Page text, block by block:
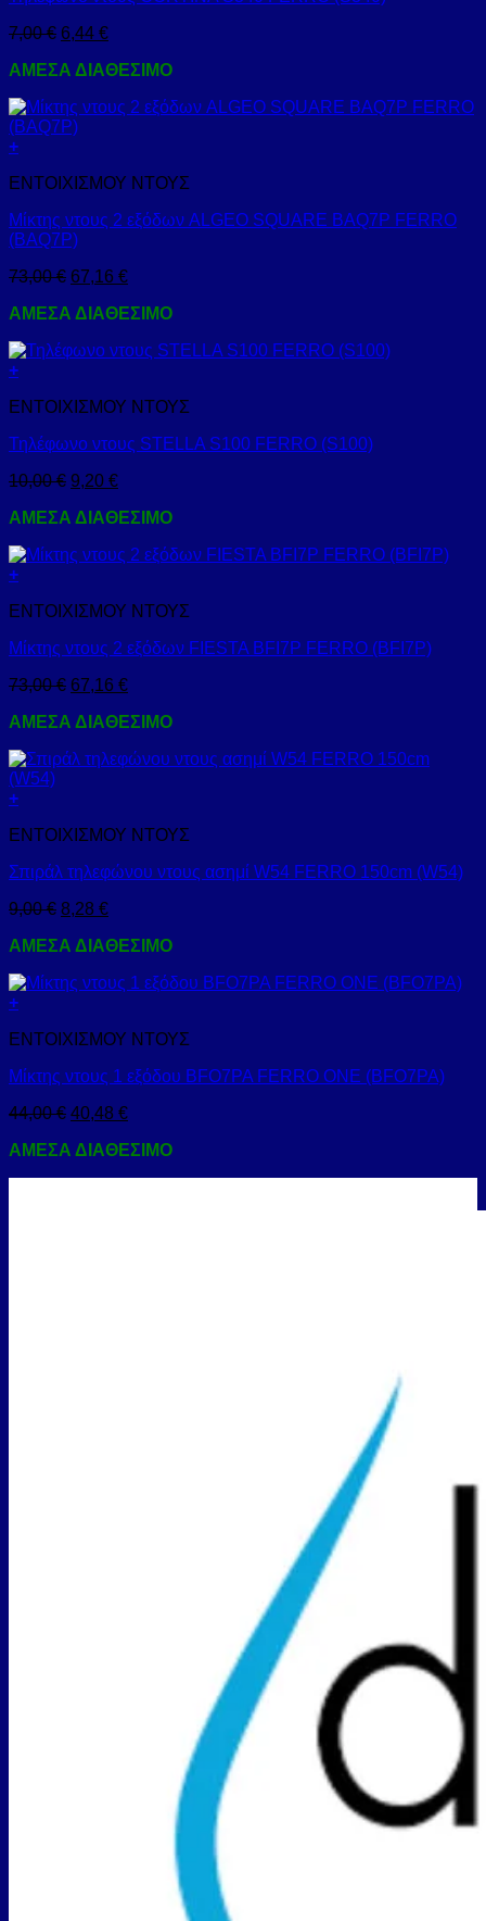
7,00€ 6,44 €
ΑΜΕΣΑ ΔΙΑΘΕΣΙΜΟ
+
ΕΝΤΟΙΧΙΣΜΟΥ ΝΤΟΥΣ
Μίκτης ντους 2 εξόδων ALGEO SQUARE BAQ7P FERRO
(BAQ7P)
73,00€ 67,16 €
ΑΜΕΣΑ ΔΙΑΘΕΣΙΜΟ
+
ΕΝΤΟΙΧΙΣΜΟΥ ΝΤΟΥΣ
Τηλέφωνο ντους STELLA S100 FERRO (S100)
10,00€ 9,20 €
ΑΜΕΣΑ ΔΙΑΘΕΣΙΜΟ
+
ΕΝΤΟΙΧΙΣΜΟΥ ΝΤΟΥΣ
Μίκτης ντους 2 εξόδων FIESTA BFI7P FERRO (BFI7P)
73,00€ 67,16 €
ΑΜΕΣΑ ΔΙΑΘΕΣΙΜΟ
+
ΕΝΤΟΙΧΙΣΜΟΥ ΝΤΟΥΣ
Σπιράλ τηλεφώνου ντους ασημί W54 FERRO 150cm (W54)
9,00€ 8,28 €
ΑΜΕΣΑ ΔΙΑΘΕΣΙΜΟ
+
ΕΝΤΟΙΧΙΣΜΟΥ ΝΤΟΥΣ
Μίκτης ντους 1 εξόδου BFO7PA FERRO ONE (BFO7PA)
44,00€ 40,48 €
ΑΜΕΣΑ ΔΙΑΘΕΣΙΜΟ